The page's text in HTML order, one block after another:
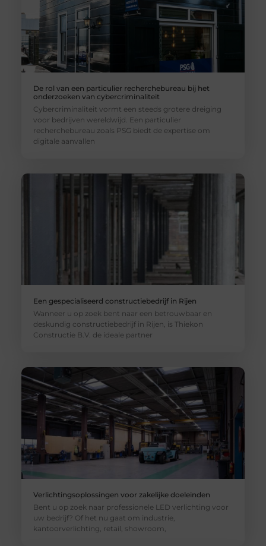
De rol van een particulier recherchebureau bij het
onderzoeken van cybercriminaliteit
Cybercriminaliteit vormt een steeds grotere dreiging
voor bedrijven wereldwijd. Een particulier
recherchebureau zoals PSG biedt de expertise om
digitale aanvallen
Een gespecialiseerd constructiebedrijf in Rijen
Wanneer u op zoek bent naar een betrouwbaar en
deskundig constructiebedrijf in Rijen, is Thiekon
Constructie B.V. de ideale partner
Verlichtingsoplossingen voor zakelijke doeleinden
Bent u op zoek naar professionele LED verlichting voor
uw bedrijf? Of het nu gaat om industrie,
kantoorverlichting, retail, showroom,